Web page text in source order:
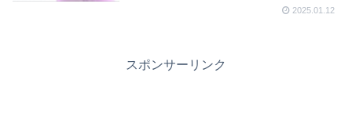
2025.01.12
スポンサーリンク